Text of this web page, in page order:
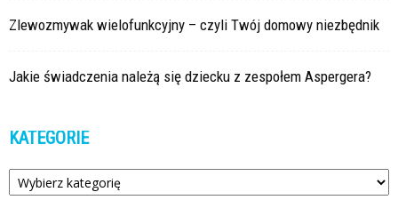
Zlewozmywak wielofunkcyjny – czyli Twój domowy niezbędnik
Jakie świadczenia należą się dziecku z zespołem Aspergera?
KATEGORIE
Kategorie